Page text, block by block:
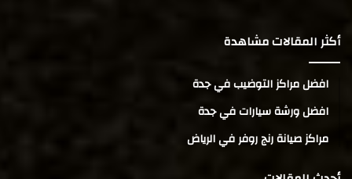
أكثر المقالات مشاهدة
افضل مراكز التوضيب في جدة
افضل ورشة سيارات في جدة
مراكز صيانة رنج روفر في الرياض